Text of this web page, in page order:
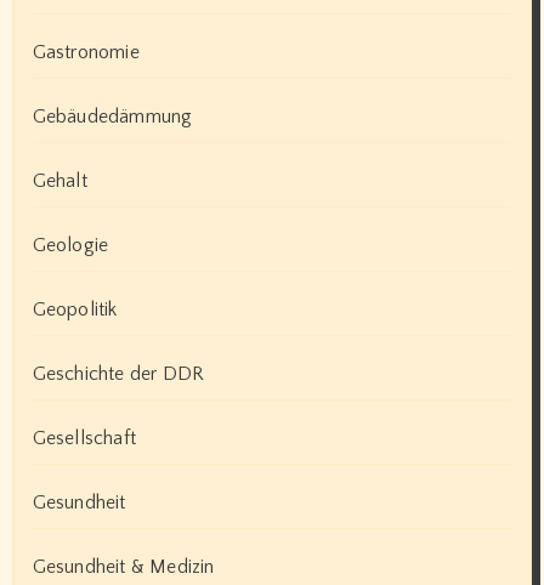
Gastronomie
Gebäudedämmung
Gehalt
Geologie
Geopolitik
Geschichte der DDR
Gesellschaft
Gesundheit
Gesundheit & Medizin